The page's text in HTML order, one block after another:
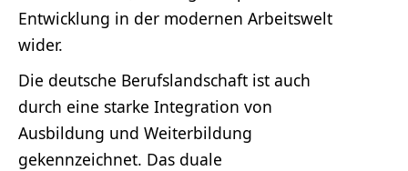
Entwicklung in der modernen Arbeitswelt
wider.
Die deutsche Berufslandschaft ist auch
durch eine starke Integration von
Ausbildung und Weiterbildung
gekennzeichnet. Das duale